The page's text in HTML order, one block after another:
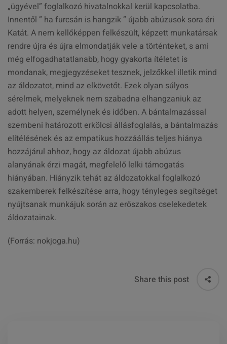
„ügyével” foglalkozó hivatalnokkal kerül kapcsolatba.
Innentől ” ha furcsán is hangzik ” újabb abúzusok sora éri
Katát. A nem kellőképpen felkészült, képzett munkatársak
rendre újra és újra elmondatják vele a történteket, s ami
még elfogadhatatlanabb, hogy gyakorta ítéletet is
mondanak, megjegyzéseket tesznek, jelzőkkel illetik mind
az áldozatot, mind az elkövetőt. Ezek olyan súlyos
sérelmek, melyeknek nem szabadna elhangzaniuk az
adott helyen, személynek és időben. A bántalmazással
szembeni határozott erkölcsi állásfoglalás, a bántalmazás
elítélésének és az empatikus hozzáállás teljes hiánya
hozzájárul ahhoz, hogy az áldozat újabb abúzus
alanyának érzi magát, megfelelő lelki támogatás
hiányában. Hiányzik tehát az áldozatokkal foglalkozó
szakemberek felkészítése arra, hogy tényleges segítséget
nyújtsanak munkájuk során az erőszakos cselekedetek
áldozatainak.
(Forrás: nokjoga.hu)
Share this post